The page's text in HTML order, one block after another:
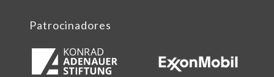
Patrocinadores